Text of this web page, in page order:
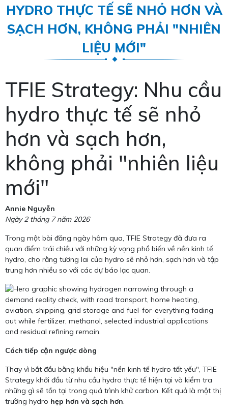
HYDRO THỰC TẾ SẼ NHỎ HƠN VÀ
SẠCH HƠN, KHÔNG PHẢI "NHIÊN
LIỆU MỚI"
TFIE Strategy: Nhu cầu
hydro thực tế sẽ nhỏ
hơn và sạch hơn,
không phải "nhiên liệu
mới"
Annie Nguyễn
Ngày 2 tháng 7 năm 2026
Trong một bài đăng ngày hôm qua, TFIE Strategy đã đưa ra
quan điểm trái chiều với những kỳ vọng phổ biến về nền kinh tế
hydro, cho rằng tương lai của hydro sẽ nhỏ hơn, sạch hơn và tập
trung hơn nhiều so với các dự báo lạc quan.
Cách tiếp cận ngược dòng
Thay vì bắt đầu bằng khẩu hiệu "nền kinh tế hydro tất yếu", TFIE
Strategy khởi đầu từ nhu cầu hydro thực tế hiện tại và kiểm tra
những gì sẽ tồn tại trong quá trình khử carbon. Kết quả là một thị
trường hydro hẹp hơn và sạch hơn.